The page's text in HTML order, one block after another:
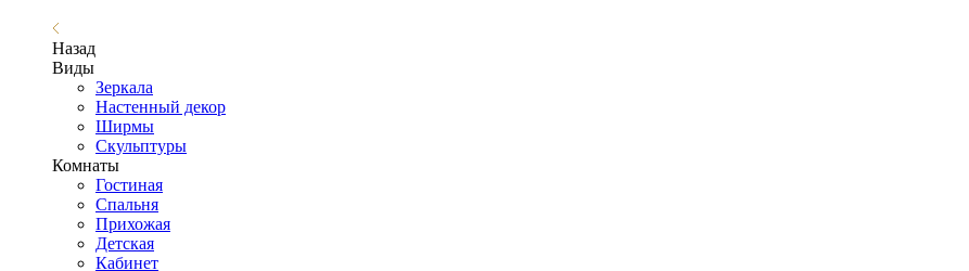
Назад
Виды
Зеркала
Настенный декор
Ширмы
Скульптуры
Комнаты
Гостиная
Спальня
Прихожая
Детская
Кабинет